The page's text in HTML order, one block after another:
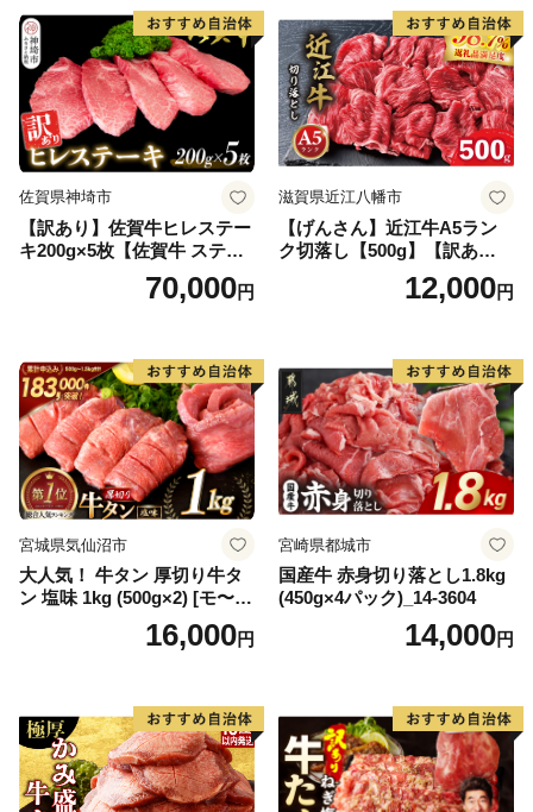
気】(H083106)
佐賀県神埼市
【訳あり】佐賀牛ヒレステー
キ200g×5枚【佐賀牛 ステー
キ ブランド肉 ヒレ肉 フィレ
肉 ジューシー ヘルシー】(H0
70,000円
滋賀県近江八幡市
【げんさん】近江牛A5ラン
ク切落し【500g】【訳あり】
12,000円
宮城県気仙沼市
大人気！ 牛タン 厚切り牛タ
ン 塩味 1kg (500g×2) [モ〜ラ
ンド 宮城県 気仙沼市 205646
60] 肉 牛肉 精肉 牛たん 牛タ
16,000円
宮崎県都城市
国産牛 赤身切り落とし1.8kg
(450g×4パック)_14-3604
14,000円